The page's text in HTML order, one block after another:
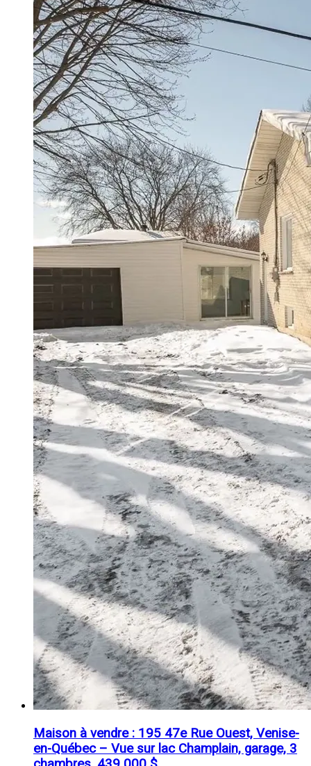
Maison à vendre : 195 47e Rue Ouest, Venise-
en-Québec – Vue sur lac Champlain, garage, 3